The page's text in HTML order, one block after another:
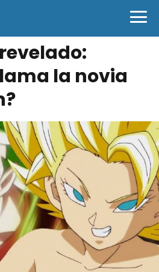
la novia